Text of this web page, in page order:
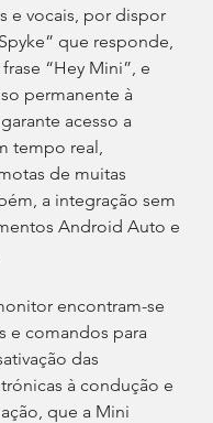
e vocais, por dispor
que responde,
“Hey Mini”, e
permanente à
acesso a
tempo real,
de muitas
a integração sem
Android Auto e
encontram-se
e comandos para
das
à condução e
que a Mini